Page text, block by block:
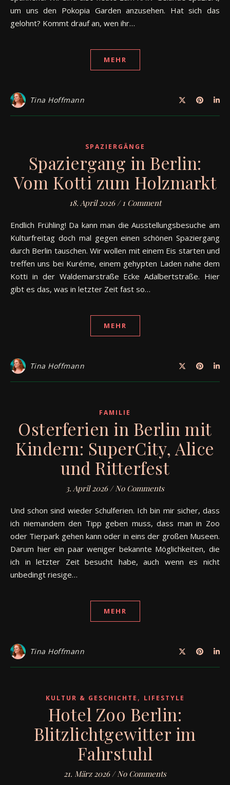
um uns den Pokopia Garden anzusehen. Hat sich das
gelohnt? Kommt drauf an, wen ihr…
MEHR
Tina Hoffmann
SPAZIERGÄNGE
Spaziergang in Berlin:
Vom Kotti zum Holzmarkt
18. April 2026 / 1 Comment
Endlich Frühling! Da kann man die Ausstellungsbesuche am
Kulturfreitag doch mal gegen einen schönen Spaziergang
durch Berlin tauschen. Wir wollen mit einem Eis starten und
treffen uns bei Kuréme, einem gehypten Laden nahe dem
Kotti in der Waldemarstraße Ecke Adalbertstraße. Hier
gibt es das, was in letzter Zeit fast so…
MEHR
Tina Hoffmann
FAMILIE
Osterferien in Berlin mit
Kindern: SuperCity, Alice
und Ritterfest
3. April 2026 / No Comments
Und schon sind wieder Schulferien. Ich bin mir sicher, dass
ich niemandem den Tipp geben muss, dass man in Zoo
oder Tierpark gehen kann oder in eins der großen Museen.
Darum hier ein paar weniger bekannte Möglichkeiten, die
ich in letzter Zeit besucht habe, auch wenn es nicht
unbedingt riesige…
MEHR
Tina Hoffmann
KULTUR & GESCHICHTE , LIFESTYLE
Hotel Zoo Berlin:
Blitzlichtgewitter im
Fahrstuhl
21. März 2026 / No Comments